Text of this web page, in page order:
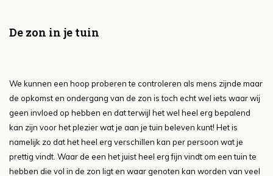
De zon in je tuin
We kunnen een hoop proberen te controleren als mens zijnde maar
de opkomst en ondergang van de zon is toch echt wel iets waar wij
geen invloed op hebben en dat terwijl het wel heel erg bepalend
kan zijn voor het plezier wat je aan je tuin beleven kunt! Het is
namelijk zo dat het heel erg verschillen kan per persoon wat je
prettig vindt. Waar de een het juist heel erg fijn vindt om een tuin te
hebben die vol in de zon ligt en waar genoten kan worden van veel